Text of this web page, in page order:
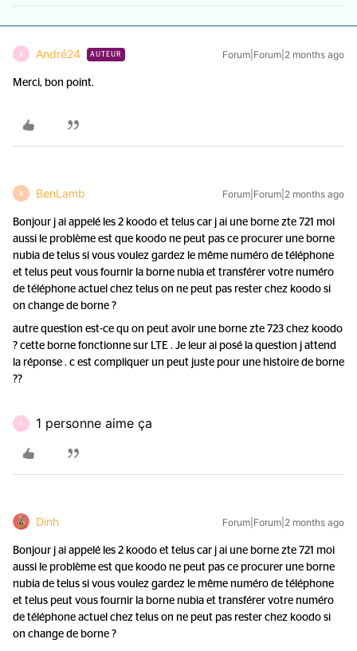
A André24 AUTEUR Forum|Forum|2 months ago
Merci, bon point.
B BenLamb Forum|Forum|2 months ago
Bonjour j ai appelé les 2 koodo et telus car j ai une borne zte 721 moi
aussi le problème est que koodo ne peut pas ce procurer une borne
nubia de telus si vous voulez gardez le même numéro de téléphone
et telus peut vous fournir la borne nubia et transférer votre numéro
de téléphone actuel chez telus on ne peut pas rester chez koodo si
on change de borne ?
autre question est-ce qu on peut avoir une borne zte 723 chez koodo
? cette borne fonctionne sur LTE . Je leur ai posé la question j attend
la réponse . c est compliquer un peut juste pour une histoire de borne
??
A 1 personne aime ça
Dinh Forum|Forum|2 months ago
Bonjour j ai appelé les 2 koodo et telus car j ai une borne zte 721 moi
aussi le problème est que koodo ne peut pas ce procurer une borne
nubia de telus si vous voulez gardez le même numéro de téléphone
et telus peut vous fournir la borne nubia et transférer votre numéro
de téléphone actuel chez telus on ne peut pas rester chez koodo si
on change de borne ?